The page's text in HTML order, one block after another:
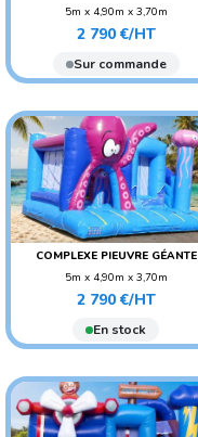
5m x 4,90m x 3,70m
POIDS : 150 KG
AGE CONSEILLÉ : ENFANT
Prix
2 790 €/HT
Sur commande
COMPLEXE PIEUVRE GÉANTE
5m x 4,90m x 3,70m
POIDS : 150 KG
AGE CONSEILLÉ : ENFANT
Prix
2 790 €/HT
En stock